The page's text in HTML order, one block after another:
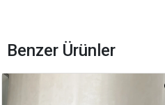
Benzer Ürünler